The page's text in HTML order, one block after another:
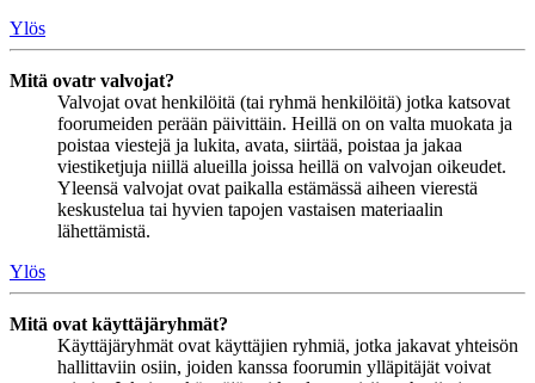
Ylös
Mitä ovatr valvojat?
Valvojat ovat henkilöitä (tai ryhmä henkilöitä) jotka katsovat
foorumeiden perään päivittäin. Heillä on on valta muokata ja
poistaa viestejä ja lukita, avata, siirtää, poistaa ja jakaa
viestiketjuja niillä alueilla joissa heillä on valvojan oikeudet.
Yleensä valvojat ovat paikalla estämässä aiheen vierestä
keskustelua tai hyvien tapojen vastaisen materiaalin
lähettämistä.
Ylös
Mitä ovat käyttäjäryhmät?
Käyttäjäryhmät ovat käyttäjien ryhmiä, jotka jakavat yhteisön
hallittaviin osiin, joiden kanssa foorumin ylläpitäjät voivat